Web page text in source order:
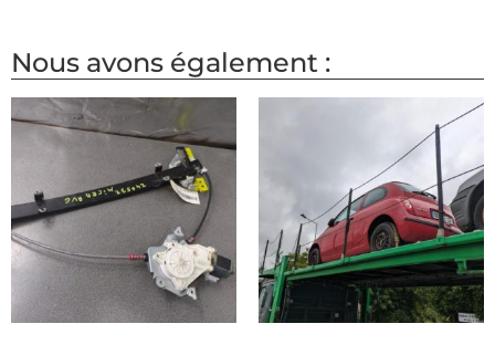
Nous avons également :